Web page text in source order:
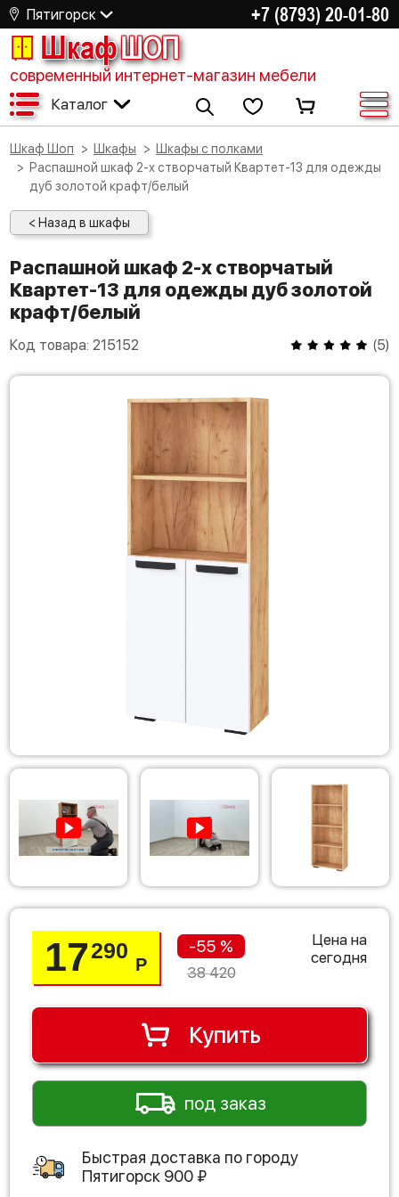
Пятигорск +7 (8793) 20-01-80
ШкафШОП
современный интернет-магазин мебели
Каталог
Шкаф Шоп Шкафы
Шкафы с полками
Распашной шкаф 2-х створчатый Квартет-13 для одежды
дуб золотой крафт/белый
< Назад в шкафы
Распашной шкаф 2-х створчатый
Квартет-13 для одежды дуб золотой
крафт/белый
Код товара: 215152 (5)
17290
Р
-55 %
38 420
Цена на
сегодня
Купить
под заказ
Быстрая доставка по городу
Пятигорск 900 ₽